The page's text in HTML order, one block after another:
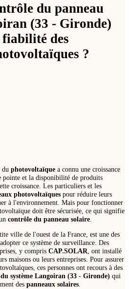
du panneau
(33 - Gironde)
des
?
du photovoltaïque a connu une croissance
pointe et la disponibilité de produits
croissance. Les particuliers et les
photovoltaïques pour réduire leurs
à l'environnement. Mais pour fonctionner
doit être sécurisée, ce qui signifie
contrôle du panneau solaire
ville de l'ouest de la France, est une des
ce système de surveillance. Des
y compris CAP.SOLAR, ont installé
maisons ou leurs entreprises. Pour assurer
ces personnes ont recours à des
système Langoiran (33 - Gironde) qui
des panneaux solaires.